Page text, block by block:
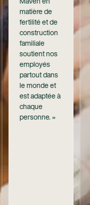
matière de
fertilité et de
construction
familiale
soutient nos
employés
partout dans
le monde et
est adaptée à
chaque
personne. »